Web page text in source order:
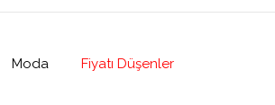
Moda Fiyatı Düşenler